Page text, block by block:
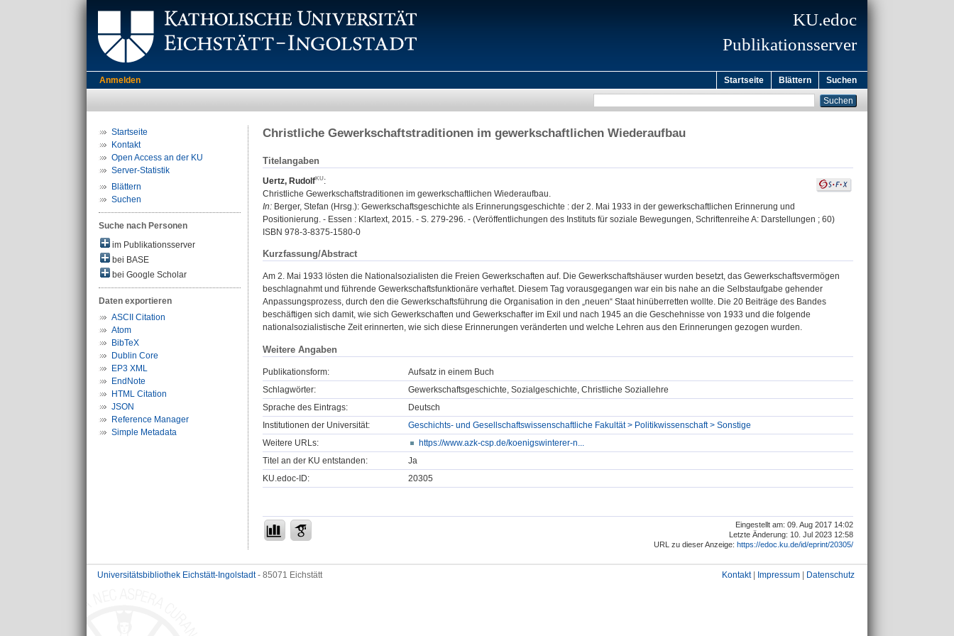
KU.edoc
Publikationsserver
Anmelden Startseite Blättern Suchen
Startseite
Kontakt
Open Access an der KU
Server-Statistik
Blättern
Suchen
Suche nach Personen
im Publikationsserver
bei BASE
bei Google Scholar
Daten exportieren
ASCII Citation
Atom
BibTeX
Dublin Core
EP3 XML
EndNote
HTML Citation
JSON
Reference Manager
Simple Metadata
Christliche Gewerkschaftstraditionen im gewerkschaftlichen Wiederaufbau
Titelangaben
Uertz, Rudolf
:
Christliche Gewerkschaftstraditionen im gewerkschaftlichen Wiederaufbau.
In: Berger, Stefan (Hrsg.): Gewerkschaftsgeschichte als Erinnerungsgeschichte : der 2. Mai 1933 in der gewerkschaftlichen Erinnerung und
Positionierung. - Essen : Klartext, 2015. - S. 279-296. - (Veröffentlichungen des Instituts für soziale Bewegungen, Schriftenreihe A: Darstellungen ; 60)
ISBN 978-3-8375-1580-0
Kurzfassung/Abstract
Am 2. Mai 1933 lösten die Nationalsozialisten die Freien Gewerkschaften auf. Die Gewerkschaftshäuser wurden besetzt, das Gewerkschaftsvermögen
beschlagnahmt und führende Gewerkschaftsfunktionäre verhaftet. Diesem Tag vorausgegangen war ein bis nahe an die Selbstaufgabe gehender
Anpassungsprozess, durch den die Gewerkschaftsführung die Organisation in den „neuen“ Staat hinüberretten wollte. Die 20 Beiträge des Bandes
beschäftigen sich damit, wie sich Gewerkschaften und Gewerkschafter im Exil und nach 1945 an die Geschehnisse von 1933 und die folgende
nationalsozialistische Zeit erinnerten, wie sich diese Erinnerungen veränderten und welche Lehren aus den Erinnerungen gezogen wurden.
Weitere Angaben
Publikationsform:
Aufsatz in einem Buch
Schlagwörter:
Gewerkschaftsgeschichte, Sozialgeschichte, Christliche Soziallehre
Sprache des Eintrags:
Deutsch
Institutionen der Universität:
Geschichts- und Gesellschaftswissenschaftliche Fakultät > Politikwissenschaft > Sonstige
Weitere URLs:
https://www.azk-csp.de/koenigswinterer-n...
Titel an der KU entstanden:
Ja
KU.edoc-ID:
20305
Eingestellt am: 09. Aug 2017 14:02
Letzte Änderung: 10. Jul 2023 12:58
URL zu dieser Anzeige: https://edoc.ku.de/id/eprint/20305/
Universitätsbibliothek Eichstätt-Ingolstadt- 85071 Eichstätt Kontakt| Impressum Datenschutz